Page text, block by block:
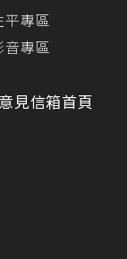
平專區
音專區
意見信箱首頁